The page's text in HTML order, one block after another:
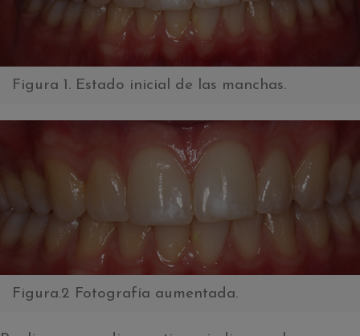
Figura 1. Estado inicial de las manchas.
Figura.2 Fotografía aumentada.